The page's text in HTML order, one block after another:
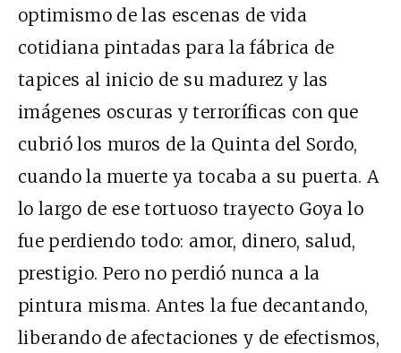
optimismo de las escenas de vida
cotidiana pintadas para la fábrica de
tapices al inicio de su madurez y las
imágenes oscuras y terroríficas con que
cubrió los muros de la Quinta del Sordo,
cuando la muerte ya tocaba a su puerta. A
lo largo de ese tortuoso trayecto Goya lo
fue perdiendo todo: amor, dinero, salud,
prestigio. Pero no perdió nunca a la
pintura misma. Antes la fue decantando,
liberando de afectaciones y de efectismos,